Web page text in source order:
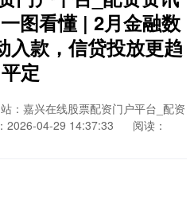
图看懂 | 2月金融数
入款，信贷投放更趋
平定
：嘉兴在线股票配资门户平台_配资
2026-04-29 14:37:33
阅读：